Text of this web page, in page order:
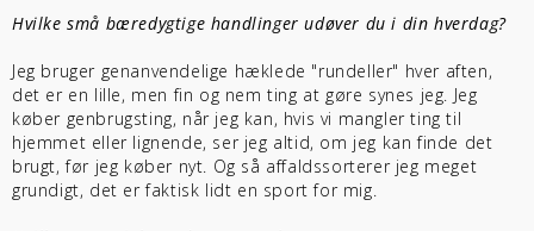
Hvilke små bæredygtige handlinger udøver du i din hverdag?
Jeg bruger genanvendelige hæklede "rundeller" hver aften,
det er en lille, men fin og nem ting at gøre synes jeg. Jeg
køber genbrugsting, når jeg kan, hvis vi mangler ting til
hjemmet eller lignende, ser jeg altid, om jeg kan finde det
brugt, før jeg køber nyt. Og så affaldssorterer jeg meget
grundigt, det er faktisk lidt en sport for mig.